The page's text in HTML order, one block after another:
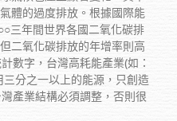
體的過度排放。根據國際能
三年間世界各國二氧化碳排
二氧化碳排放的年增率則高
數字，台灣高耗能產業(如：
分之一以上的能源，只創造
產業結構必須調整，否則很